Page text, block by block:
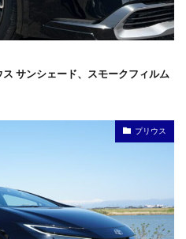
サンシェード、スモークフィルム
プリウス